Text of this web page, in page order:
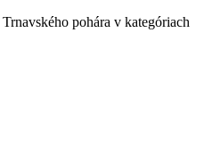
pohára v kategóriach